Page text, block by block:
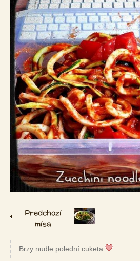
Predchozí
mísa
Brzy nudle polední cuketa